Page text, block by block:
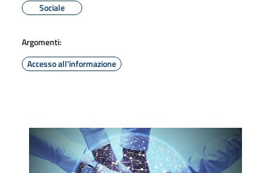
Sociale
Argomenti:
Accesso all'informazione